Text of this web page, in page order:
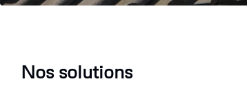
Nos solutions